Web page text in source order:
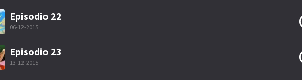
Episodio 22
06-12-2015
Episodio 23
13-12-2015